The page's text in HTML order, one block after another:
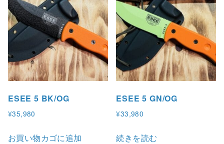
ESEE 5 BK/OG
¥35,980
お買い物カゴに追加
ESEE 5 GN/OG
¥33,980
続きを読む